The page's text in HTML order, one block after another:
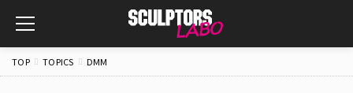
toggle
navigation
TOP TOPICS DMM